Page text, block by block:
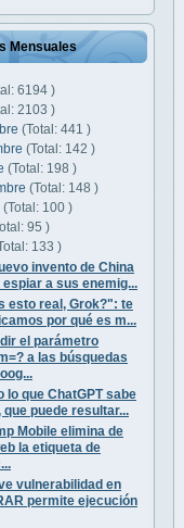
Mensuales
6194 )
2103 )
(Total: 441 )
(Total: 142 )
(Total: 198 )
(Total: 148 )
(Total: 100 )
95 )
133 )
invento de China
espiar a sus enemig...
esto real, Grok?": te
por qué es m...
el parámetro
a las búsquedas
lo que ChatGPT sabe
que puede resultar...
Mobile elimina de
la etiqueta de
vulnerabilidad en
permite ejecución